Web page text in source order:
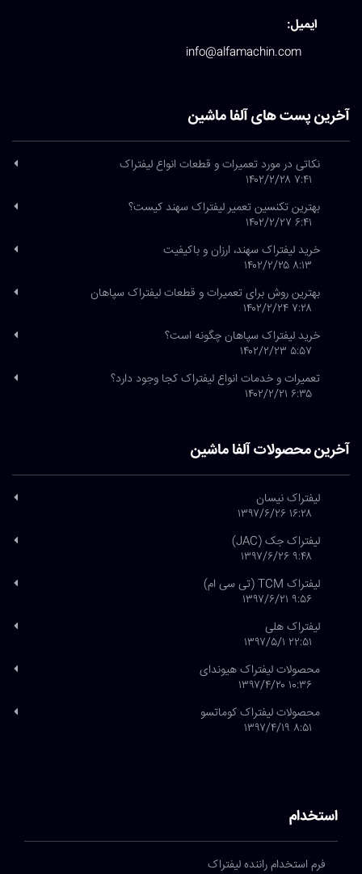
ایمیل:
info@alfamachin.com
آخرین پست های آلفا ماشین
نکاتی در مورد تعمیرات و قطعات انواع لیفتراک
۷:۴۱ ۱۴۰۲/۲/۲۸
بهترین تکنسین تعمیر لیفتراک سهند کیست؟
۶:۴۱ ۱۴۰۲/۲/۲۷
خرید لیفتراک سهند، ارزان و باکیفیت
۸:۱۳ ۱۴۰۲/۲/۲۵
بهترین روش برای تعمیرات و قطعات لیفتراک سپاهان
۷:۲۸ ۱۴۰۲/۲/۲۴
خرید لیفتراک سپاهان چگونه است؟
۵:۵۷ ۱۴۰۲/۲/۲۳
تعمیرات و خدمات انواع لیفتراک کجا وجود دارد؟
۶:۳۵ ۱۴۰۲/۲/۲۱
آخرین محصولات آلفا ماشین
لیفتراک نیسان
۱۶:۲۸ ۱۳۹۷/۶/۲۶
لیفتراک جک (JAC)
۹:۴۸ ۱۳۹۷/۶/۲۶
لیفتراک TCM (تی سی ام)
۹:۵۶ ۱۳۹۷/۶/۲۱
لیفتراک هلی
۲۲:۵۱ ۱۳۹۷/۵/۱
محصولات لیفتراک هیوندای
۱۰:۳۶ ۱۳۹۷/۴/۲۰
محصولات لیفتراک کوماتسو
۸:۵۱ ۱۳۹۷/۴/۱۹
استخدام
فرم استخدام راننده لیفتراک